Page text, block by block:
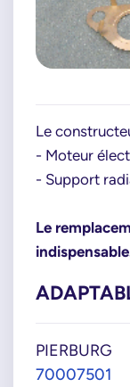
Le
- Moteur
- Support
Le
PIERBURG
70007501